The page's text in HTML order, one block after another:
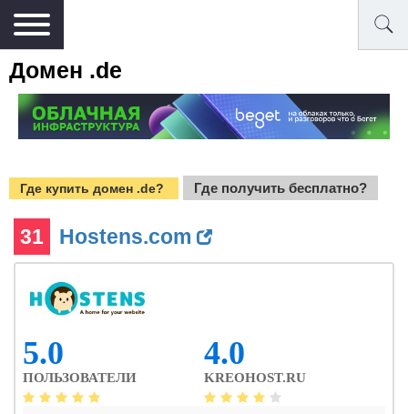
Домен .de
Где купить домен .de? Где получить бесплатно?
31 Hostens.com
5.0
ПОЛЬЗОВАТЕЛИ
4.0
KREOHOST.RU